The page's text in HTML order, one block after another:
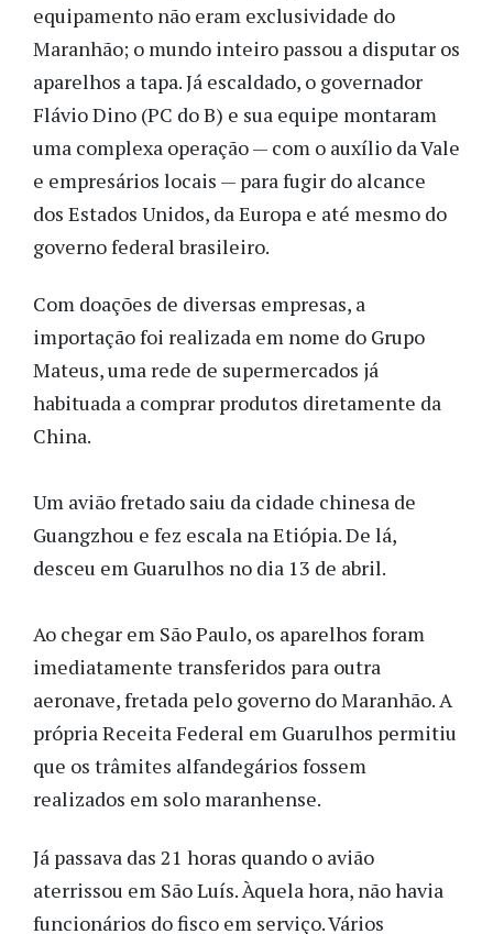
equipamento não eram exclusividade do
Maranhão; o mundo inteiro passou a disputar os
aparelhos a tapa. Já escaldado, o governador
Flávio Dino (PC do B) e sua equipe montaram
uma complexa operação — com o auxílio da Vale
e empresários locais — para fugir do alcance
dos Estados Unidos, da Europa e até mesmo do
governo federal brasileiro.
Com doações de diversas empresas, a
importação foi realizada em nome do Grupo
Mateus, uma rede de supermercados já
habituada a comprar produtos diretamente da
China.
Um avião fretado saiu da cidade chinesa de
Guangzhou e fez escala na Etiópia. De lá,
desceu em Guarulhos no dia 13 de abril.
Ao chegar em São Paulo, os aparelhos foram
imediatamente transferidos para outra
aeronave, fretada pelo governo do Maranhão. A
própria Receita Federal em Guarulhos permitiu
que os trâmites alfandegários fossem
realizados em solo maranhense.
Já passava das 21 horas quando o avião
aterrissou em São Luís. Àquela hora, não havia
funcionários do fisco em serviço. Vários